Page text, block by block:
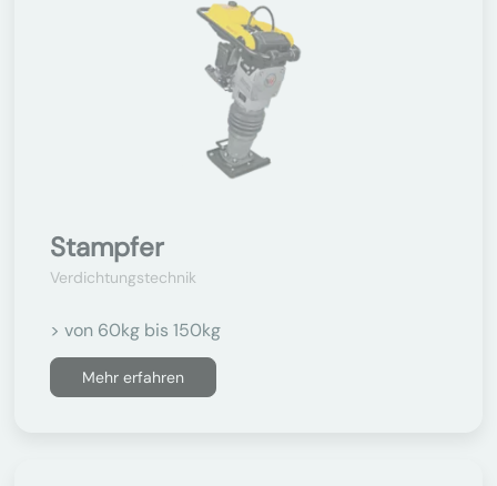
Stampfer
Verdichtungstechnik
> von 60kg bis 150kg
Mehr erfahren